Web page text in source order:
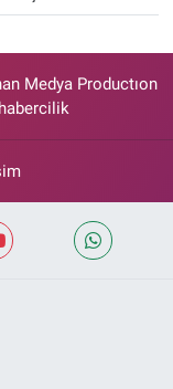
Medya Productıon